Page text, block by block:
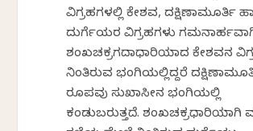
ವಿಗ್ರಹಗಳಲ್ಲಿ ಕೇಶವ, ದಕ್ಷಿಣಾಮೂರ್ತಿ
ದುರ್ಗೆಯರ ವಿಗ್ರಹಗಳು
ಶಂಖಚಕ್ರಗದಾಧಾರಿಯಾದ ಕೇಶವನ
ನಿಂತಿರುವ ಭಂಗಿಯಲ್ಲಿದ್ದರೆ
ರೂಪವು ಸುಖಾಸೀನ ಭಂಗಿಯಲ್ಲಿ
ಕಂಡುಬರುತ್ತದೆ.